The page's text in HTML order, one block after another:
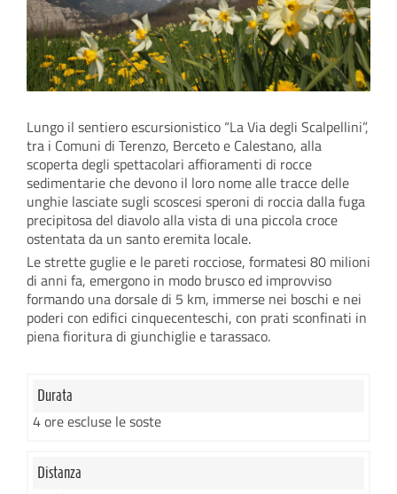
Lungo il sentiero escursionistico “La Via degli Scalpellini”,
tra i Comuni di Terenzo, Berceto e Calestano, alla
scoperta degli spettacolari affioramenti di rocce
sedimentarie che devono il loro nome alle tracce delle
unghie lasciate sugli scoscesi speroni di roccia dalla fuga
precipitosa del diavolo alla vista di una piccola croce
ostentata da un santo eremita locale.
Le strette guglie e le pareti rocciose, formatesi 80 milioni
di anni fa, emergono in modo brusco ed improvviso
formando una dorsale di 5 km, immerse nei boschi e nei
poderi con edifici cinquecenteschi, con prati sconfinati in
piena fioritura di giunchiglie e tarassaco.
Durata
4 ore escluse le soste
Distanza